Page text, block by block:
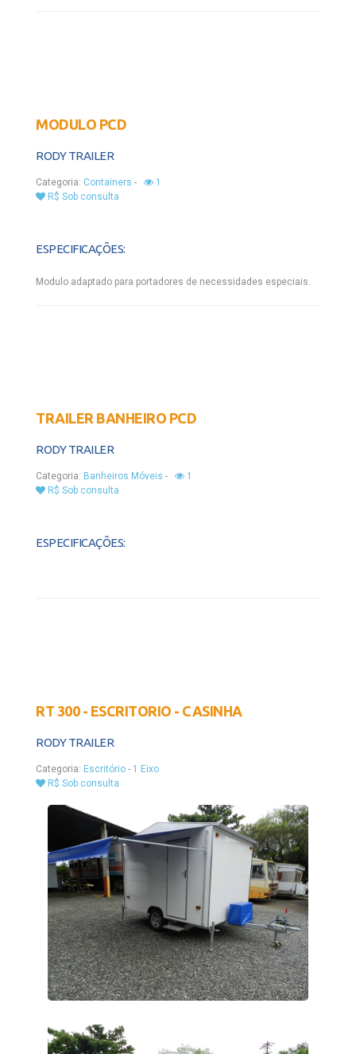
MODULO PCD
RODY TRAILER
Categoria: Containers -
1
R$ Sob consulta
ESPECIFICAÇÕES:
Modulo adaptado para portadores de necessidades especiais.
TRAILER BANHEIRO PCD
RODY TRAILER
Categoria: Banheiros Móveis -
1
R$ Sob consulta
ESPECIFICAÇÕES:
RT 300 - ESCRITORIO - CASINHA
RODY TRAILER
Categoria: Escritório - 1 Eixo
R$ Sob consulta